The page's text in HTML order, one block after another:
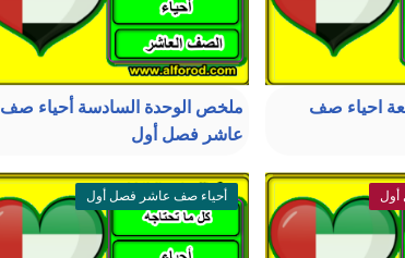
احياء صف
ملخص الوحدة السادسة أحياء صف
عاشر فصل أول
أول أحياء صف عاشر فصل أول